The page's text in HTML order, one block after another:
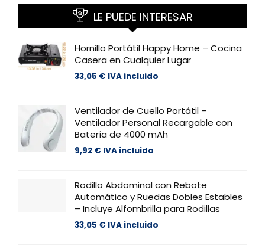
LE PUEDE INTERESAR
Hornillo Portátil Happy Home – Cocina
Casera en Cualquier Lugar
33,05 € IVA incluido
Ventilador de Cuello Portátil –
Ventilador Personal Recargable con
Batería de 4000 mAh
9,92 € IVA incluido
Rodillo Abdominal con Rebote
Automático y Ruedas Dobles Estables
– Incluye Alfombrilla para Rodillas
33,05 € IVA incluido